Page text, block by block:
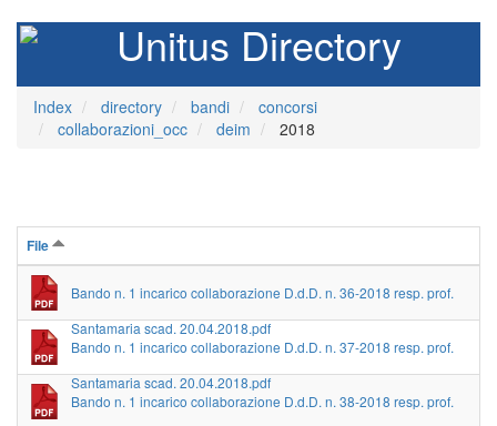
Unitus Directory
Index directory bandi
concorsi
collaborazioni_occ
deim 2018
File
Bando n. 1 incarico collaborazione D.d.D. n. 36-2018 resp. prof.
Santamaria scad. 20.04.2018.pdf
Bando n. 1 incarico collaborazione D.d.D. n. 37-2018 resp. prof.
Santamaria scad. 20.04.2018.pdf
Bando n. 1 incarico collaborazione D.d.D. n. 38-2018 resp. prof.